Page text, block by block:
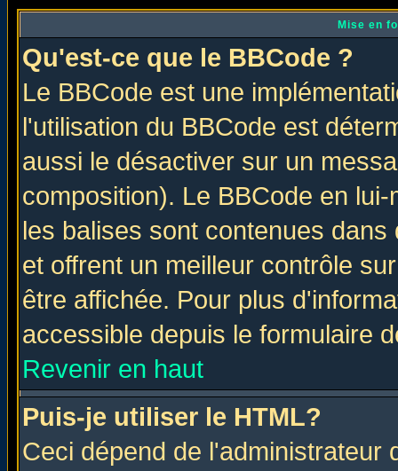
Mise en
Qu'est-ce que le BBCode ?
Le BBCode est une
l'utilisation du BBCode est
aussi le désactiver sur un
composition). Le BBCode en
les balises sont contenues
et offrent un meilleur contrôle
être affichée. Pour plus
accessible depuis le formulaire
Revenir en haut
Puis-je utiliser le HTML?
Ceci dépend de l'administrateur